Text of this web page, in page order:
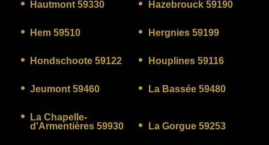
Hautmont 59330 Hazebrouck 59190
Hem 59510 Hergnies 59199
Hondschoote 59122 Houplines 59116
Jeumont 59460 La Bassée 59480
La Chapelle-
d'Armentières 59930
La Gorgue 59253